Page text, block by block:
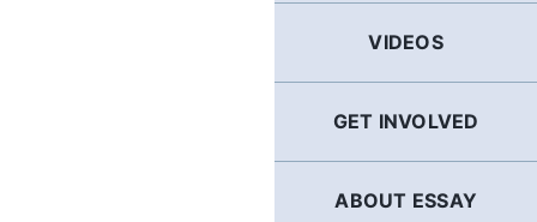
VIDEOS
GET INVOLVED
ABOUT ESSAY